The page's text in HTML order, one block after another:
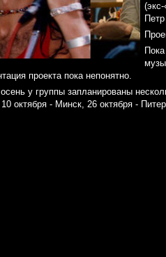
проекта пока непонятно.
у группы запланированы
октября - Минск, 26 октября -